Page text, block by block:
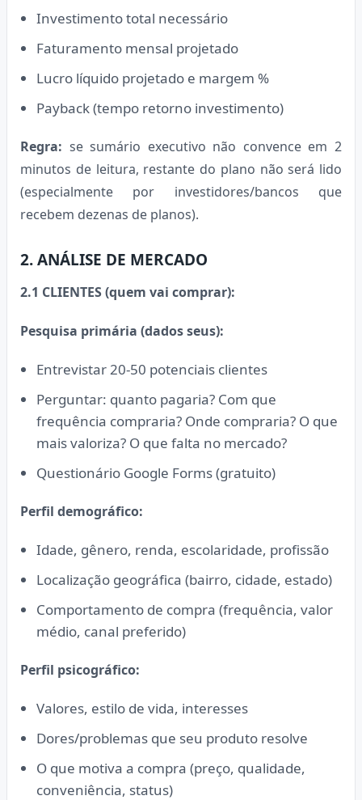
Investimento total necessário
Faturamento mensal projetado
Lucro líquido projetado e margem %
Payback (tempo retorno investimento)
Regra: se sumário executivo não convence em 2
minutos de leitura, restante do plano não será lido
(especialmente por investidores/bancos que
recebem dezenas de planos).
2. ANÁLISE DE MERCADO
2.1 CLIENTES (quem vai comprar):
Pesquisa primária (dados seus):
Entrevistar 20-50 potenciais clientes
Perguntar: quanto pagaria? Com que
frequência compraria? Onde compraria? O que
mais valoriza? O que falta no mercado?
Questionário Google Forms (gratuito)
Perfil demográfico:
Idade, gênero, renda, escolaridade, profissão
Localização geográfica (bairro, cidade, estado)
Comportamento de compra (frequência, valor
médio, canal preferido)
Perfil psicográfico:
Valores, estilo de vida, interesses
Dores/problemas que seu produto resolve
O que motiva a compra (preço, qualidade,
conveniência, status)